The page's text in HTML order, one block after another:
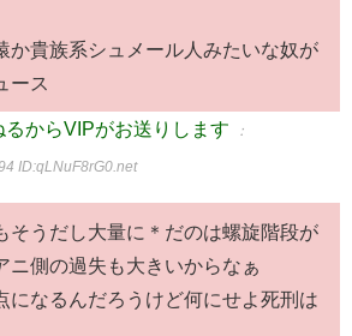
か貴族系シュメール人みたいな奴が
ース
るからVIPがお送りします ：
ID:qLNuF8rG0.net
そうだし大量に＊だのは螺旋階段が
ニ側の過失も大きいからなぁ
になるんだろうけど何にせよ死刑は